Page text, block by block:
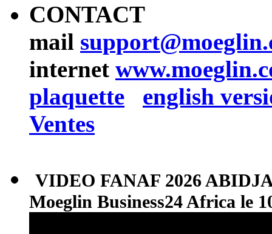
CONTACT
mail
internet
plaquette
english
Ventes
VIDEO FANAF 2026
Moeglin Business24 Africa le